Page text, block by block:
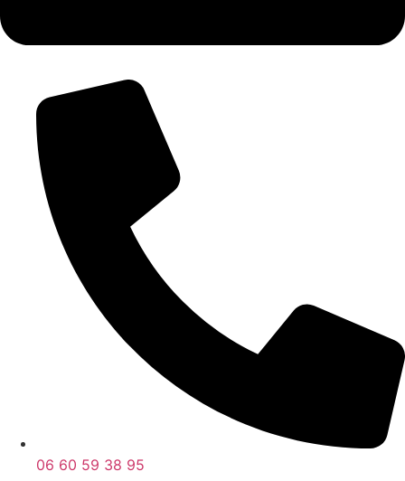
06 60 59 38 95